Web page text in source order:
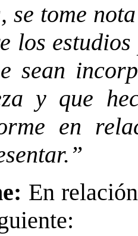
se tome
los
sean
y que
en
En